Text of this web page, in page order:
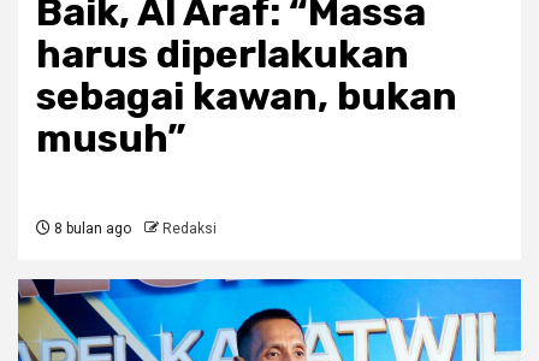
Baik, Al Araf: “Massa
harus diperlakukan
sebagai kawan, bukan
musuh”
8 bulan ago Redaksi